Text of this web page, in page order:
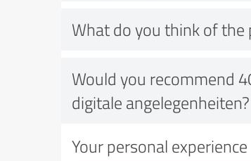
What do you think of
Would you recommend
digitale angelegenheiten?
Your personal experience